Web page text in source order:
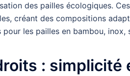
des pailles écologiques.
créant des compositions
les pailles en bambou, inox,
: simplicité